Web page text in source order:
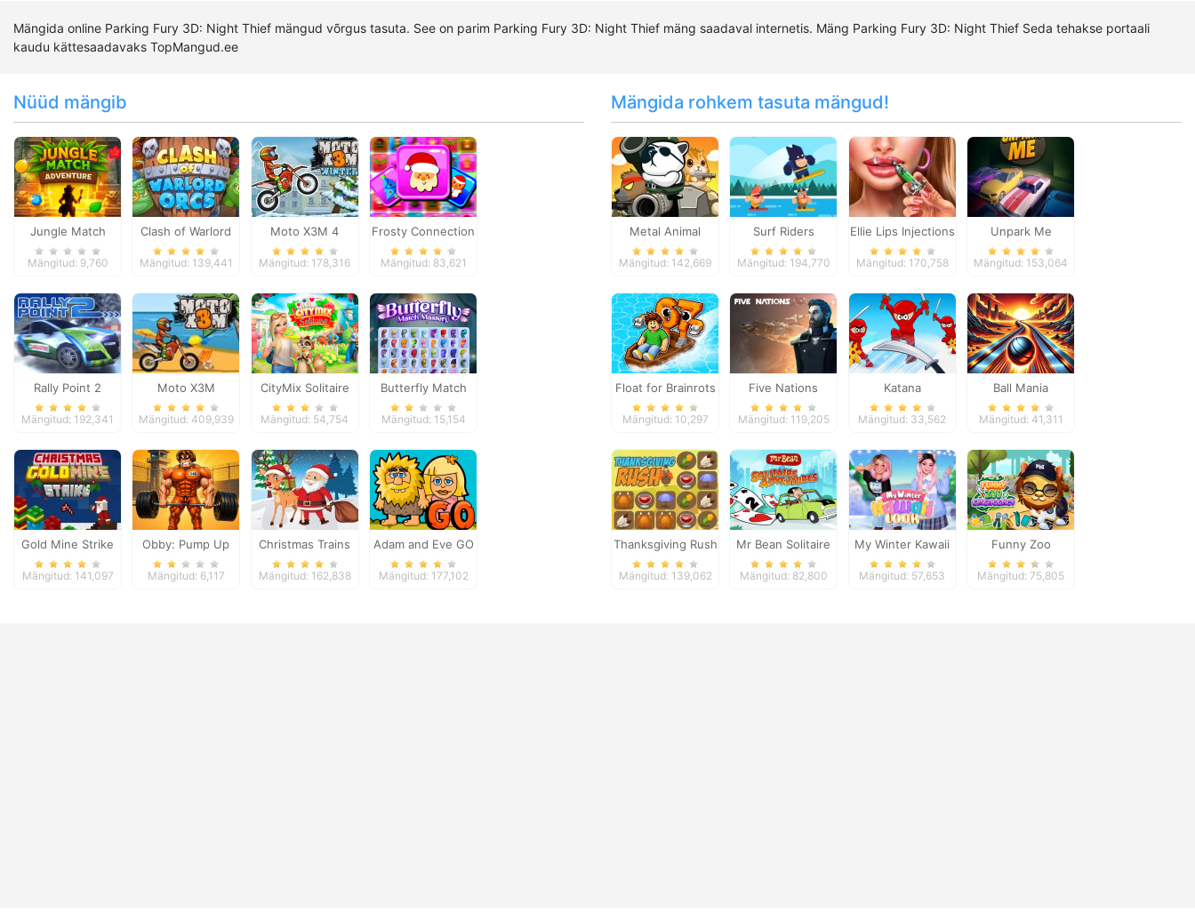
Mängida online Parking Fury 3D: Night Thief mängud võrgus tasuta. See on parim Parking Fury 3D: Night Thief mäng saadaval internetis. Mäng Parking Fury 3D: Night Thief Seda tehakse portaali
kaudu kättesaadavaks TopMangud.ee
Nüüd mängib
Jungle Match
Adventures
Mängitud: 9,760
Clash of Warlord
Orcs
Mängitud: 139,441
Moto X3M 4
Winter
Mängitud: 178,316
Frosty Connection
Quest
Mängitud: 83,621
Rally Point 2
Mängitud: 192,341
Moto X3M
Mängitud: 409,939
CityMix Solitaire
Mängitud: 54,754
Butterfly Match
Mastery
Mängitud: 15,154
Gold Mine Strike
Christmas
Mängitud: 141,097
Obby: Pump Up
Your Muscles
Mängitud: 6,117
Christmas Trains
Mängitud: 162,838
Adam and Eve GO
Mängitud: 177,102
Mängida rohkem tasuta mängud!
Metal Animal
Mängitud: 142,669
Surf Riders
Mängitud: 194,770
Ellie Lips Injections
Mängitud: 170,758
Unpark Me
Mängitud: 153,064
Float for Brainrots
Mängitud: 10,297
Five Nations
Mängitud: 119,205
Katana
Mängitud: 33,562
Ball Mania
Mängitud: 41,311
Thanksgiving Rush
Mängitud: 139,062
Mr Bean Solitaire
Adventures
Mängitud: 82,800
My Winter Kawaii
Look
Mängitud: 57,653
Funny Zoo
Emergency
Mängitud: 75,805